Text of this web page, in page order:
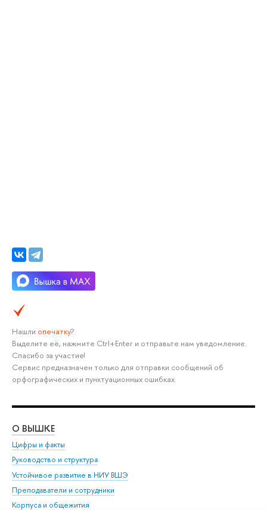
Нашли опечатку?
Выделите её, нажмите Ctrl+Enter и отправьте нам уведомление.
Спасибо за участие!
Сервис предназначен только для отправки сообщений об
орфографических и пунктуационных ошибках.
О ВЫШКЕ
Цифры и факты
Руководство и структура
Устойчивое развитие в НИУ ВШЭ
Преподаватели и сотрудники
Корпуса и общежития